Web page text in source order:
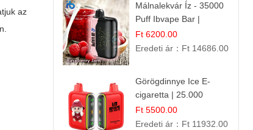
az
Málnalekvár Íz - 35000
Puff Ibvape Bar |
Gazdag Gyümölcsös
Ízélmény!
Ft 6200.00
Eredeti ár： Ft 14686.00
Görögdinnye Ice E-
cigaretta | 25.000
Befújás | Premium E-
Liquid
Ft 5500.00
Eredeti ár： Ft 11932.00